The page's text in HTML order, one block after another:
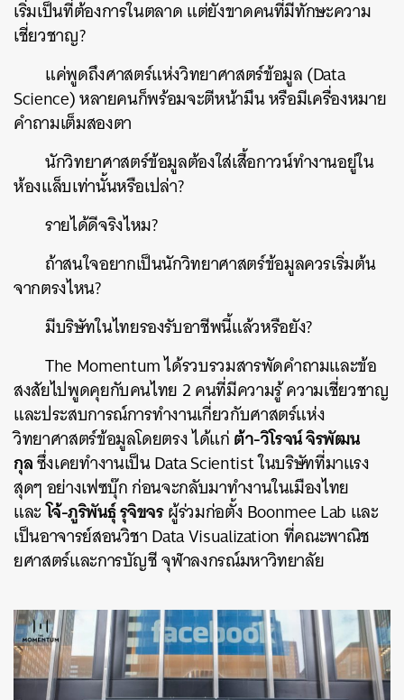
เริ่มเป็นที่ต้องการในตลาด แต่ยังขาดคนที่มีทักษะความ
เชี่ยวชาญ?
แค่พูดถึงศาสตร์แห่งวิทยาศาสตร์ข้อมูล (Data
Science) หลายคนก็พร้อมจะตีหน้ามึน หรือมีเครื่องหมาย
คำถามเต็มสองตา
นักวิทยาศาสตร์ข้อมูลต้องใส่เสื้อกาวน์ทำงานอยู่ใน
ห้องแล็บเท่านั้นหรือเปล่า?
รายได้ดีจริงไหม?
ถ้าสนใจอยากเป็นนักวิทยาศาสตร์ข้อมูลควรเริ่มต้น
จากตรงไหน?
มีบริษัทในไทยรองรับอาชีพนี้แล้วหรือยัง?
The Momentum ได้รวบรวมสารพัดคำถามและข้อ
สงสัยไปพูดคุยกับคนไทย 2 คนที่มีความรู้ ความเชี่ยวชาญ
และประสบการณ์การทำงานเกี่ยวกับศาสตร์แห่ง
วิทยาศาสตร์ข้อมูลโดยตรง ได้แก่ต้า-วิโรจน์ จิรพัฒน
กุลซึ่งเคยทำงานเป็น Data Scientist ในบริษัทที่มาแรง
สุดๆ อย่างเฟซบุ๊ก ก่อนจะกลับมาทำงานในเมืองไทย
และโจ้-ภูริพันธุ์ รุจิขจรผู้ร่วมก่อตั้ง Boonmee Lab และ
เป็นอาจารย์สอนวิชา Data Visualization ที่คณะพาณิช
ยศาสตร์และการบัญชี จุฬาลงกรณ์มหาวิทยาลัย